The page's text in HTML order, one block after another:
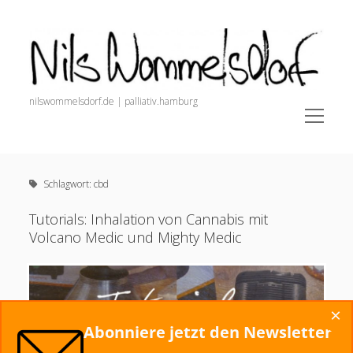
Nils
Wommelsdorf
nilswommelsdorf.de | palliativ.hamburg
open
menu
painnursing.de (Alle Infos für Pain Nurses)
Schmerz. Der Podcast.
open
menu
Veröffentlichungen
Podcasts und Videos
Dozententätigkeit
Schlagwort:cbd
Tutorials: Inhalation von Cannabis mit
Volcano Medic und Mighty Medic
Abonniere jetzt den Newsletter
×